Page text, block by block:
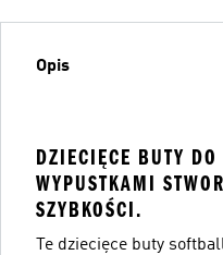
Opis
DZIECIĘCE BUTY
WYPUSTKAMI
SZYBKOŚCI.
Te dziecięce buty